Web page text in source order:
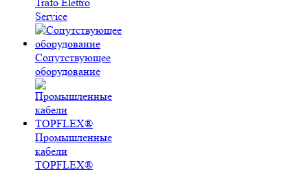
Service
Сопутствующее
оборудование
Промышленные
кабели
TOPFLEX®